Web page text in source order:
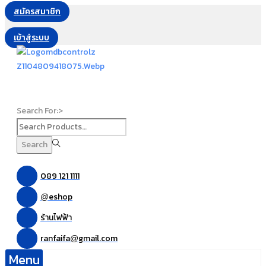
สมัครสมาชิก
เข้าสู่ระบบ
Search For:>
Search
089 121 1111
@eshop
ร้านไฟฟ้า
ranfaifa@gmail.com
Menu